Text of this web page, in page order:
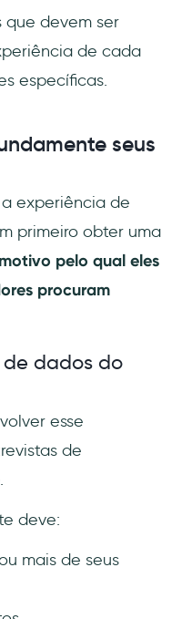
que devem ser
de cada
específicas.
seus
experiência de
primeiro obter uma
motivo pelo qual eles
procuram
dados do
esse
de
deve:
mais de seus